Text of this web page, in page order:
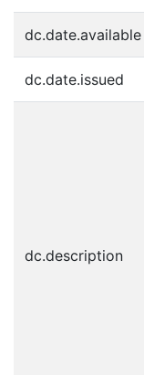
dc.date.available
dc.date.issued
dc.description